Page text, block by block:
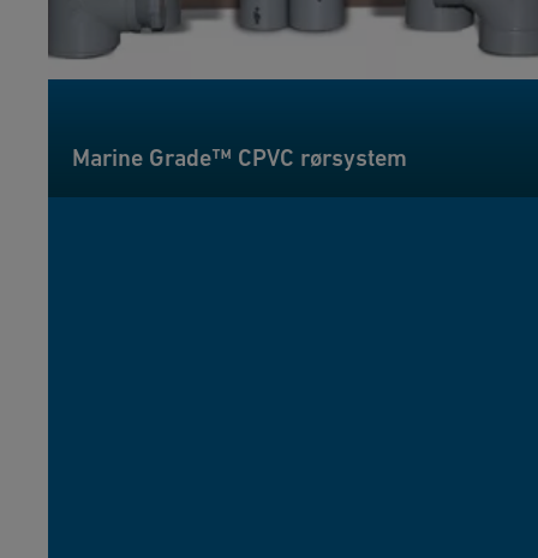
Marine Grade™ CPVC rørsystem